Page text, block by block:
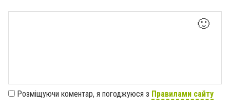
🙂
Розміщуючи коментар, я погоджуюся з Правилами сайту